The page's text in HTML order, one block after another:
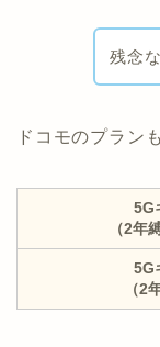
残念
ドコモのプラン
5G
（2年
5G
（2